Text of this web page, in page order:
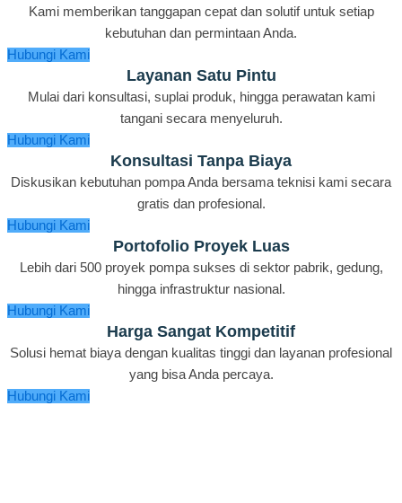
Kami memberikan tanggapan cepat dan solutif untuk setiap
kebutuhan dan permintaan Anda.
Hubungi Kami
Layanan Satu Pintu
Mulai dari konsultasi, suplai produk, hingga perawatan kami
tangani secara menyeluruh.
Hubungi Kami
Konsultasi Tanpa Biaya
Diskusikan kebutuhan pompa Anda bersama teknisi kami secara
gratis dan profesional.
Hubungi Kami
Portofolio Proyek Luas
Lebih dari 500 proyek pompa sukses di sektor pabrik, gedung,
hingga infrastruktur nasional.
Hubungi Kami
Harga Sangat Kompetitif
Solusi hemat biaya dengan kualitas tinggi dan layanan profesional
yang bisa Anda percaya.
Hubungi Kami